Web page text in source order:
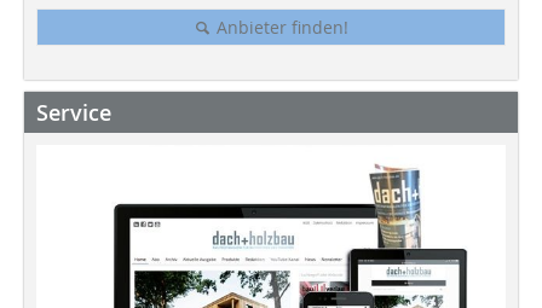
Anbieter finden!
Service